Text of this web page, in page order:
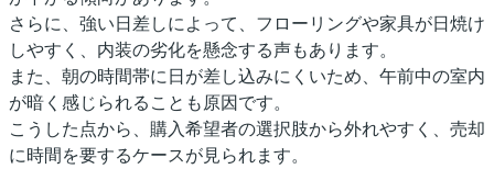
さらに、強い日差しによって、フローリングや家具が日焼け
しやすく、内装の劣化を懸念する声もあります。
また、朝の時間帯に日が差し込みにくいため、午前中の室内
が暗く感じられることも原因です。
こうした点から、購入希望者の選択肢から外れやすく、売却
に時間を要するケースが見られます。